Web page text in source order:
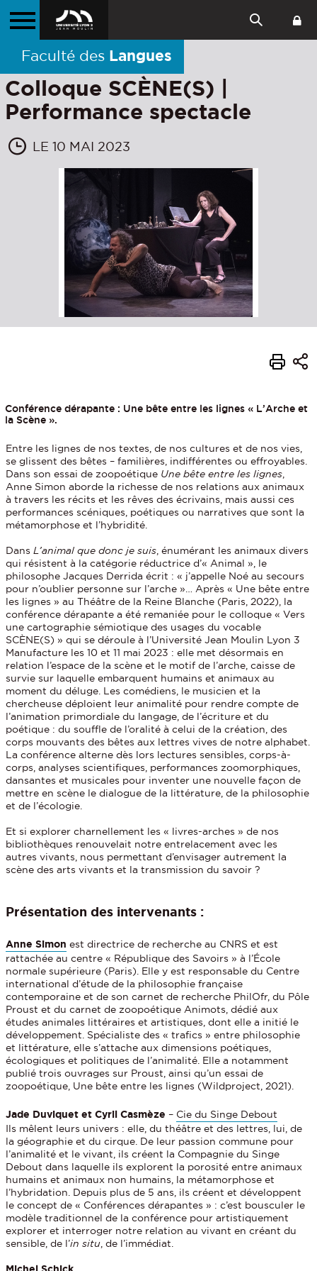
Faculté des Langues
Colloque SCÈNE(S) |
Performance spectacle
LE 10 MAI 2023
Conférence dérapante : Une bête entre les lignes « L’Arche et
la Scène ».
Entre les lignes de nos textes, de nos cultures et de nos vies,
se glissent des bêtes – familières, indifférentes ou effroyables.
Dans son essai de zoopoétique Une bête entre les lignes
Anne Simon aborde la richesse de nos relations aux animaux
à travers les récits et les rêves des écrivains, mais aussi ces
performances scéniques, poétiques ou narratives que sont la
métamorphose et l’hybridité.
DansL’animal que donc je suis , énumérant les animaux divers
qui résistent à la catégorie réductrice d’« Animal », le
philosophe Jacques Derrida écrit : « j’appelle Noé au secours
pour n’oublier personne sur l’arche »… Après « Une bête entre
les lignes » au Théâtre de la Reine Blanche (Paris, 2022), la
conférence dérapante a été remaniée pour le colloque « Vers
une cartographie sémiotique des usages du vocable
SCÈNE(S) » qui se déroule à l’Université Jean Moulin Lyon 3
Manufacture les 10 et 11 mai 2023 : elle met désormais en
relation l’espace de la scène et le motif de l’arche, caisse de
survie sur laquelle embarquent humains et animaux au
moment du déluge. Les comédiens, le musicien et la
chercheuse déploient leur animalité pour rendre compte de
l’animation primordiale du langage, de l’écriture et du
poétique : du souffle de l’oralité à celui de la création, des
corps mouvants des bêtes aux lettres vives de notre alphabet.
La conférence alterne dès lors lectures sensibles, corps-à-
corps, analyses scientifiques, performances zoomorphiques,
dansantes et musicales pour inventer une nouvelle façon de
mettre en scène le dialogue de la littérature, de la philosophie
et de l’écologie.
Et si explorer charnellement les « livres-arches » de nos
bibliothèques renouvelait notre entrelacement avec les
autres vivants, nous permettant d’envisager autrement la
scène des arts vivants et la transmission du savoir ?
Présentation des intervenants :
Anne Simon est directrice de recherche au CNRS et est
rattachée au centre « République des Savoirs » à l’École
normale supérieure (Paris). Elle y est responsable du Centre
international d’étude de la philosophie française
contemporaine et de son carnet de recherche PhilOfr, du Pôle
Proust et du carnet de zoopoétique Animots, dédié aux
études animales littéraires et artistiques, dont elle a initié le
développement. Spécialiste des « trafics » entre philosophie
et littérature, elle s’attache aux dimensions poétiques,
écologiques et politiques de l’animalité. Elle a notamment
publié trois ouvrages sur Proust, ainsi qu’un essai de
zoopoétique, Une bête entre les lignes (Wildproject, 2021).
Jade Duviquet et Cyril Casmèze – Cie du Singe Debout
Ils mêlent leurs univers : elle, du théâtre et des lettres, lui, de
la géographie et du cirque. De leur passion commune pour
l’animalité et le vivant, ils créent la Compagnie du Singe
Debout dans laquelle ils explorent la porosité entre animaux
humains et animaux non humains, la métamorphose et
l’hybridation. Depuis plus de 5 ans, ils créent et développent
le concept de « Conférences dérapantes » : c’est bousculer le
modèle traditionnel de la conférence pour artistiquement
explorer et interroger notre relation au vivant en créant du
sensible, de l’in situ , de l’immédiat.
Michel Schick